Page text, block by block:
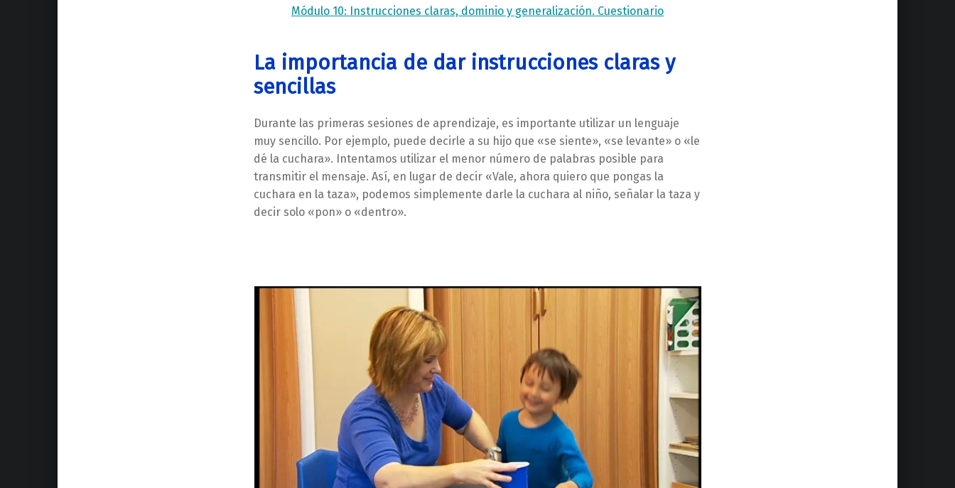
Módulo 10: Instrucciones claras, dominio y generalización. Cuestionario
La importancia de dar instrucciones claras y
sencillas
Durante las primeras sesiones de aprendizaje, es importante utilizar un lenguaje
muy sencillo. Por ejemplo, puede decirle a su hijo que «se siente», «se levante» o «le
dé la cuchara». Intentamos utilizar el menor número de palabras posible para
transmitir el mensaje. Así, en lugar de decir «Vale, ahora quiero que pongas la
cuchara en la taza», podemos simplemente darle la cuchara al niño, señalar la taza y
decir solo «pon» o «dentro».